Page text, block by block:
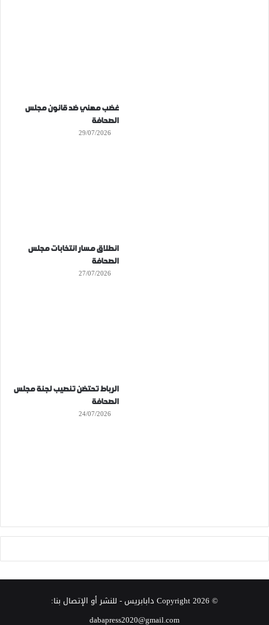
غضب مهني ضد قانون مجلس
الصحافة
29/07/2026
انطلاق مسار انتخابات مجلس
الصحافة
27/07/2026
الرباط تحتضن تنصيب لجنة مجلس
الصحافة
24/07/2026
© Copyright 2026 دابابريس- للنشر أو الإتصال بنا:
dabapress2020@gmail.com